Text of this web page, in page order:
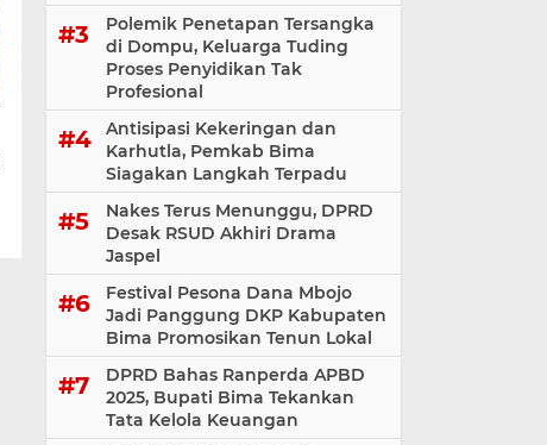
Polemik Penetapan Tersangka
di Dompu, Keluarga Tuding
Proses Penyidikan Tak
Profesional
Antisipasi Kekeringan dan
Karhutla, Pemkab Bima
Siagakan Langkah Terpadu
Nakes Terus Menunggu, DPRD
Desak RSUD Akhiri Drama
Jaspel
Festival Pesona Dana Mbojo
Jadi Panggung DKP Kabupaten
Bima Promosikan Tenun Lokal
DPRD Bahas Ranperda APBD
2025, Bupati Bima Tekankan
Tata Kelola Keuangan